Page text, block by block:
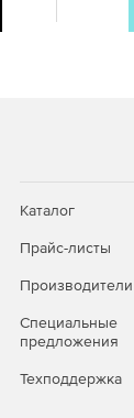
к
в
Каталог
Прайс-листы
Производители
Специальные
предложения
Техподдержка